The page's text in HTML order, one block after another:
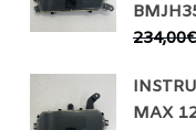
234,00€
MAX